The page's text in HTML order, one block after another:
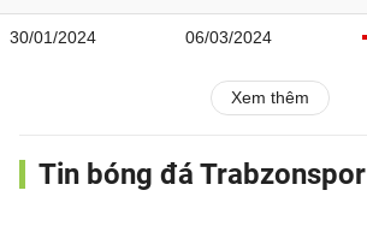
30/01/2024 06/03/2024
Xem thêm
Tin bóng đá Trabzonspor